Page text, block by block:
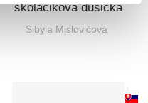
školáčikova dušička
Sibyla Mislovičová